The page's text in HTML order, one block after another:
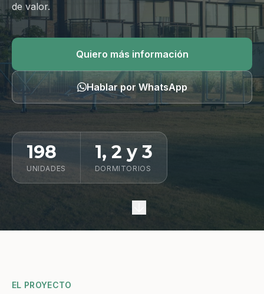
Hablar por WhatsApp
de valor.
Quiero más información
Hablar por WhatsApp
198
UNIDADES
1, 2 y 3
DORMITORIOS
EL PROYECTO